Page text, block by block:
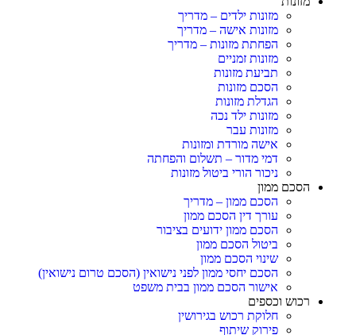
מזונות ילדים – מדריך
מזונות אישה – מדריך
הפחתת מזונות – מדריך
מזונות זמניים
תביעת מזונות
הסכם מזונות
הגדלת מזונות
מזונות ילד נכה
מזונות עבר
אישה מורדת ומזונות
דמי מדור – תשלום והפחתה
ניכור הורי ביטול מזונות
הסכם ממון
הסכם ממון – מדריך
עורך דין הסכם ממון
הסכם ממון ידועים בציבור
ביטול הסכם ממון
שינוי הסכם ממון
הסכם יחסי ממון לפני נישואין (הסכם טרום נישואין)
אישור הסכם ממון בבית משפט
רכוש וכספים
חלוקת רכוש בגירושין
פירוק שיתוף